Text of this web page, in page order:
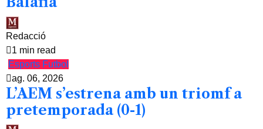
Redacció
1 min read
Esports Futbol
ag. 06, 2026
L’AEM s’estrena amb un triomf a
pretemporada (0-1)